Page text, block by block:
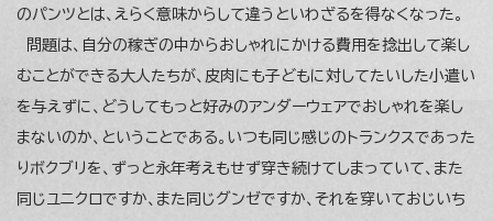
のパンツとは、えらく意味からして違うといわざるを得なくなった。
問題は、自分の稼ぎの中からおしゃれにかける費用を捻出して楽し
むことができる大人たちが、皮肉にも子どもに対してたいした小遣い
を与えずに、どうしてもっと好みのアンダーウェアでおしゃれを楽し
まないのか、ということである。いつも同じ感じのトランクスであった
りボクブリを、ずっと永年考えもせず穿き続けてしまっていて、また
同じユニクロですか、また同じグンゼですか、それを穿いておじいち